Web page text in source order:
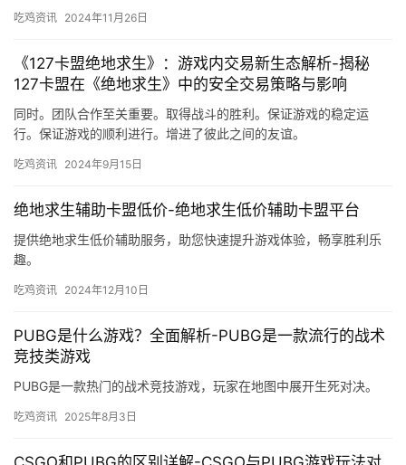
吃鸡资讯 2024年11月26日
《127卡盟绝地求生》：游戏内交易新生态解析-揭秘
127卡盟在《绝地求生》中的安全交易策略与影响
同时。团队合作至关重要。取得战斗的胜利。保证游戏的稳定运
行。保证游戏的顺利进行。增进了彼此之间的友谊。
吃鸡资讯 2024年9月15日
绝地求生辅助卡盟低价-绝地求生低价辅助卡盟平台
提供绝地求生低价辅助服务，助您快速提升游戏体验，畅享胜利乐
趣。
吃鸡资讯 2024年12月10日
PUBG是什么游戏？全面解析-PUBG是一款流行的战术
竞技类游戏
PUBG是一款热门的战术竞技游戏，玩家在地图中展开生死对决。
吃鸡资讯 2025年8月3日